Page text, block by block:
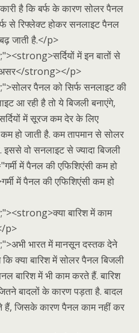
है कि बर्फ के कारण सोलर पैनल
से रिफ्लेक्ट होकर सनलाइट पैनल
जाती है.</p>
में इन बातों से
असर</strong></p>
पैनल को सिर्फ सनलाइट की
आ रही है तो ये बिजली बनाएंगे,
में सूरज कम देर के लिए
हो जाती है. कम तापमान से सोलर
इससे वो सनलाइट से ज्यादा बिजली
में पैनल की एफिशिएंसी कम हो
में पैनल की एफिशिएंसी कम हो
बारिश में काम
p>
भारत में मानसून दस्तक देने
क्या बारिश में सोलर पैनल बिजली
बारिश में भी काम करते हैं. बारिश
बादलों के कारण पड़ता है. बादल
हैं, जिसके कारण पैनल काम नहीं कर